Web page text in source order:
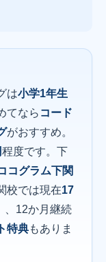
は小学1年生
てなら コード
がおすすめ。
程度です。下
コグラム下関
校では現在17
、12か月継続
特典もありま